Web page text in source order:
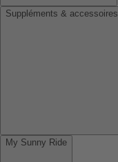
Suppléments & accessoires
My Sunny Ride